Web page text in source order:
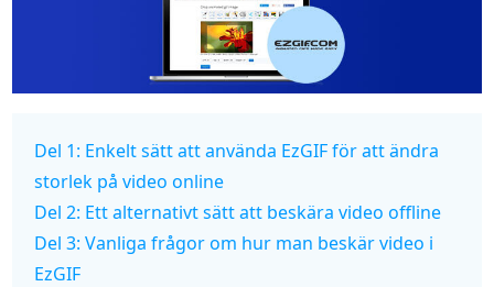
Del 1: Enkelt sätt att använda EzGIF för att ändra
storlek på video online
Del 2: Ett alternativt sätt att beskära video offline
Del 3: Vanliga frågor om hur man beskär video i
EzGIF